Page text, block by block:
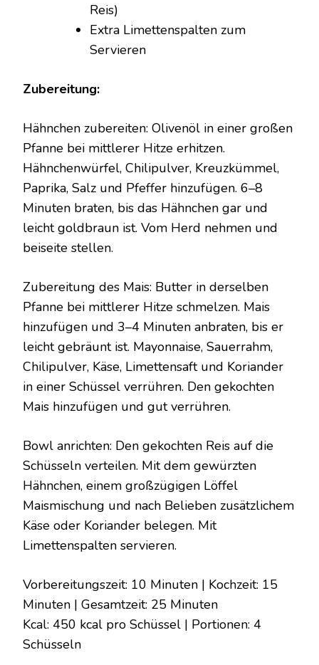
Reis)
Extra Limettenspalten zum
Servieren
Zubereitung:
Hähnchen zubereiten: Olivenöl in einer großen
Pfanne bei mittlerer Hitze erhitzen.
Hähnchenwürfel, Chilipulver, Kreuzkümmel,
Paprika, Salz und Pfeffer hinzufügen. 6–8
Minuten braten, bis das Hähnchen gar und
leicht goldbraun ist. Vom Herd nehmen und
beiseite stellen.
Zubereitung des Mais: Butter in derselben
Pfanne bei mittlerer Hitze schmelzen. Mais
hinzufügen und 3–4 Minuten anbraten, bis er
leicht gebräunt ist. Mayonnaise, Sauerrahm,
Chilipulver, Käse, Limettensaft und Koriander
in einer Schüssel verrühren. Den gekochten
Mais hinzufügen und gut verrühren.
Bowl anrichten: Den gekochten Reis auf die
Schüsseln verteilen. Mit dem gewürzten
Hähnchen, einem großzügigen Löffel
Maismischung und nach Belieben zusätzlichem
Käse oder Koriander belegen. Mit
Limettenspalten servieren.
Vorbereitungszeit: 10 Minuten | Kochzeit: 15
Minuten | Gesamtzeit: 25 Minuten
Kcal: 450 kcal pro Schüssel | Portionen: 4
Schüsseln